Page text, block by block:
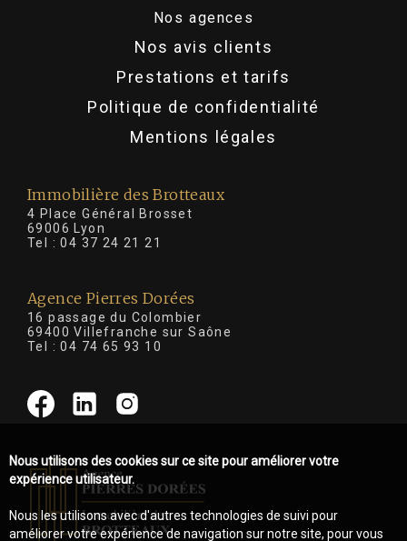
Nos agences
Nos avis clients
Prestations et tarifs
Politique de confidentialité
Mentions légales
Immobilière des Brotteaux
4 Place Général Brosset
69006 Lyon
Tel :04 37 24 21 21
Agence Pierres Dorées
16 passage du Colombier
69400 Villefranche sur Saône
Tel :04 74 65 93 10
Nous utilisons des cookies sur ce site pour améliorer votre
expérience utilisateur.
Nous les utilisons avec d'autres technologies de suivi pour
améliorer votre expérience de navigation sur notre site, pour vous